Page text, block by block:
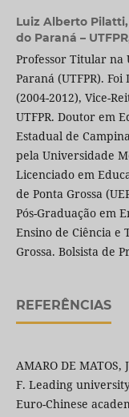
Luiz Alberto Pilatti,
do Paraná –
Professor Titular na
Paraná (UTFPR).
(2004-2012), Vice-
UTFPR. Doutor em
Estadual de
pela Universidade
Licenciado em
de Ponta Grossa
Pós-Graduação em
Ensino de Ciência e
Grossa. Bolsista de
REFERÊNCIAS
AMARO DE MATOS,
F. Leading
Euro-Chinese